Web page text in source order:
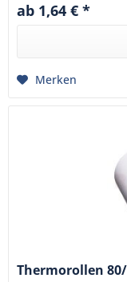
ab 1,64 € *
Merken
Thermorollen